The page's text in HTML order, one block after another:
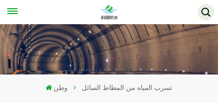
وطن تسرب المياه من المطاط السائل